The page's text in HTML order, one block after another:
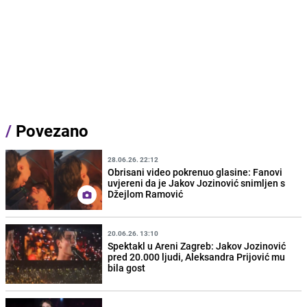
/ Povezano
28.06.26. 22:12
Obrisani video pokrenuo glasine: Fanovi
uvjereni da je Jakov Jozinović snimljen s
Džejlom Ramović
20.06.26. 13:10
Spektakl u Areni Zagreb: Jakov Jozinović
pred 20.000 ljudi, Aleksandra Prijović mu
bila gost